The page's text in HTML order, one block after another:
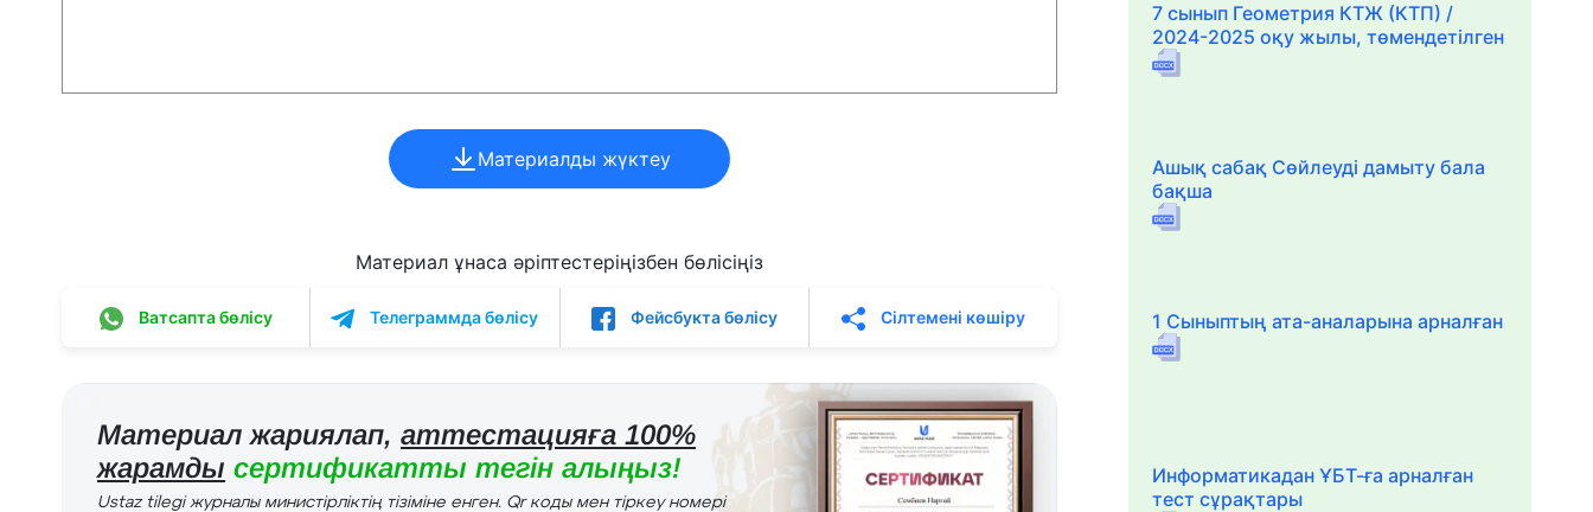
Материалды жүктеу
Материал ұнаса әріптестеріңізбен бөлісіңіз
Ватсапта бөлісу Телеграммда бөлісу Фейсбукта бөлісу Сілтемені көшіру
Материал жариялап, аттестацияға 100%
жарамды сертификатты тегін алыңыз!
Ustaz tilegi журналы министірліктің тізіміне енген. Qr коды мен тіркеу номері
7 сынып Геометрия КТЖ (КТП) /
2024-2025 оқу жылы, төмендетілген
Ашық сабақ Сөйлеуді дамыту бала
бақша
1 Сыныптың ата-аналарына арналған
Информатикадан ҰБТ-ға арналған
тест сұрақтары